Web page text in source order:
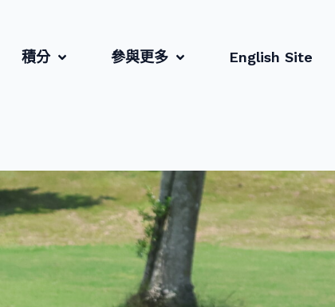
積分 參與更多 English Site